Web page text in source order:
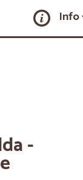
Info
-